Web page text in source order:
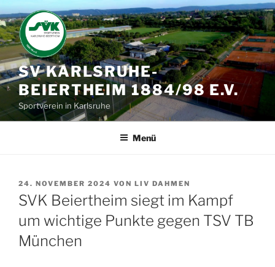
Zum
Inhalt
springen
SV KARLSRUHE-
BEIERTHEIM 1884/98 E.V.
Sportverein in Karlsruhe
Menü
VERÖFFENTLICHT
AM
24. NOVEMBER 2024 VON LIV DAHMEN
SVK Beiertheim siegt im Kampf
um wichtige Punkte gegen TSV TB
München